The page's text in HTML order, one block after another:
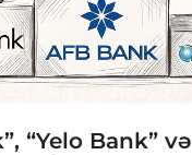
“Yelo Bank” və